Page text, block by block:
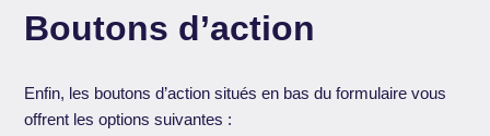
Boutons d’action
Enfin, les boutons d’action situés en bas du formulaire vous
offrent les options suivantes :